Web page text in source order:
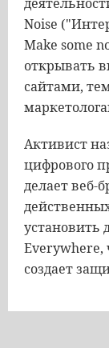
Noise
Make some
открывать
сайтами,
Активист
цифрового
делает веб-
установить
Everywhere,
создает